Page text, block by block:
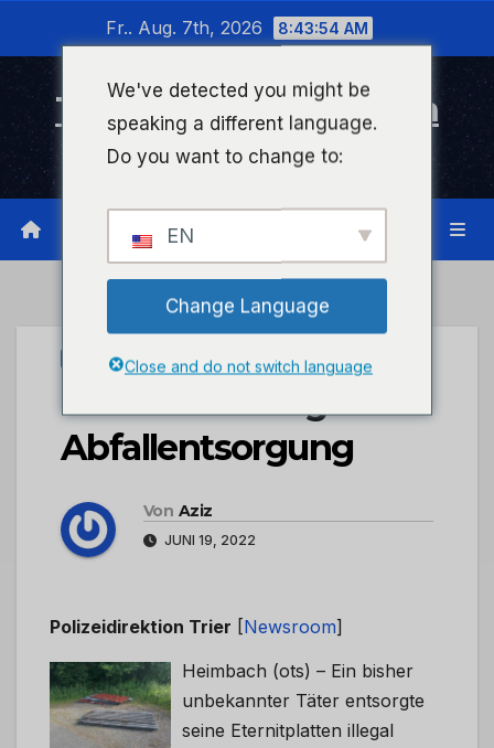
wechseln
Fr.. Aug. 7th, 2026 8:43:54 AM
Timeline Bad Kreuznach
Infonetzwerk für Bad Kreuznach
UNCATEGORIZED
POL-PDTR: Illegale
Abfallentsorgung
Von Aziz
JUNI 19, 2022
Polizeidirektion Trier [Newsroom]
Heimbach (ots) – Ein bisher
unbekannter Täter entsorgte
seine Eternitplatten illegal
We've detected you might be
speaking a different language.
Do you want to change to:
EN
Change Language
Close and do not switch language